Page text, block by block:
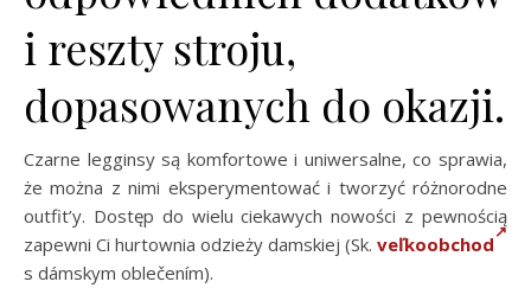
i reszty stroju,
dopasowanych do okazji.
Czarne legginsy są komfortowe i uniwersalne, co sprawia,
że można z nimi eksperymentować i tworzyć różnorodne
outfit’y. Dostęp do wielu ciekawych nowości z pewnością
zapewni Ci hurtownia odzieży damskiej (Sk. veľkoobchod
s dámskym oblečením).